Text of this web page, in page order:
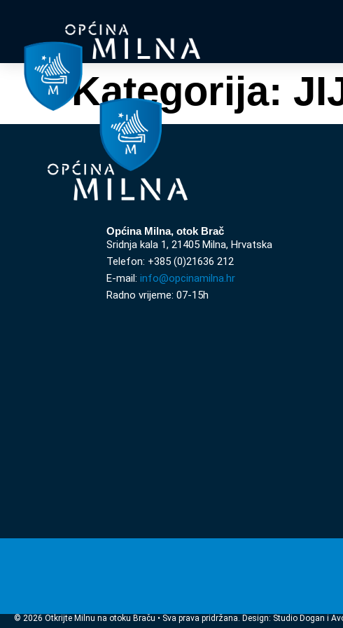
Kategorija:
Općina Milna, otok Brač
Sridnja kala 1, 21405 Milna, Hrvatska
Telefon: +385 (0)21636 212
E-mail: info@opcinamilna.hr
Radno vrijeme: 07-15h
© 2026 Otkrijte Milnu na otoku Braču • Sva prava pridržana. Design: Studio Dogan i